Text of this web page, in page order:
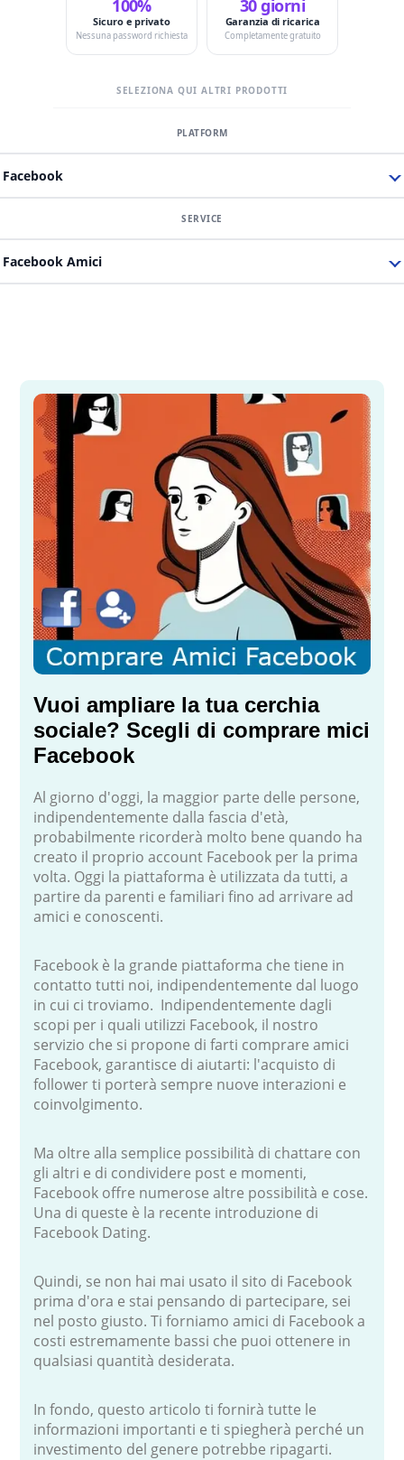
100%
Sicuro e privato
Nessuna password richiesta
30 giorni
Garanzia di ricarica
Completamente gratuito
SELEZIONA QUI ALTRI PRODOTTI
Facebook
Facebook Amici
Vuoi ampliare la tua cerchia
sociale? Scegli di comprare mici
Facebook
Al giorno d'oggi, la maggior parte delle persone,
indipendentemente dalla fascia d'età,
probabilmente ricorderà molto bene quando ha
creato il proprio account Facebook per la prima
volta. Oggi la piattaforma è utilizzata da tutti, a
partire da parenti e familiari fino ad arrivare ad
amici e conoscenti.
Facebook è la grande piattaforma che tiene in
contatto tutti noi, indipendentemente dal luogo
in cui ci troviamo. Indipendentemente dagli
scopi per i quali utilizzi Facebook, il nostro
servizio che si propone di farti comprare amici
Facebook, garantisce di aiutarti: l'acquisto di
follower ti porterà sempre nuove interazioni e
coinvolgimento.
Ma oltre alla semplice possibilità di chattare con
gli altri e di condividere post e momenti,
Facebook offre numerose altre possibilità e cose.
Una di queste è la recente introduzione di
Facebook Dating.
Quindi, se non hai mai usato il sito di Facebook
prima d'ora e stai pensando di partecipare, sei
nel posto giusto. Ti forniamo amici di Facebook a
costi estremamente bassi che puoi ottenere in
qualsiasi quantità desiderata.
In fondo, questo articolo ti fornirà tutte le
informazioni importanti e ti spiegherà perché un
investimento del genere potrebbe ripagarti.